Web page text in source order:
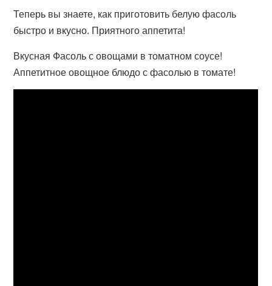
Теперь вы знаете, как приготовить белую фасоль
быстро и вкусно. Приятного аппетита!
Вкусная Фасоль с овощами в томатном соусе!
Аппетитное овощное блюдо с фасолью в томате!